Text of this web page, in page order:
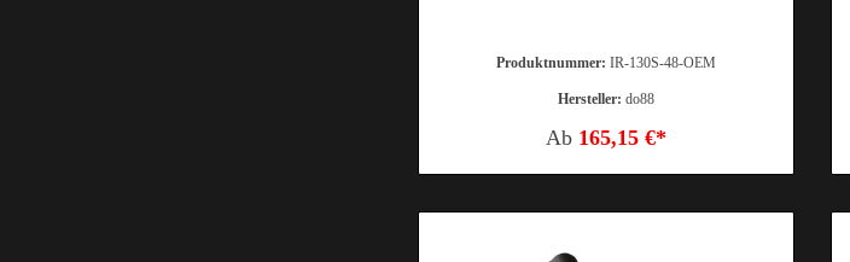
Produktnummer:IR-130S-48-OEM
Hersteller:do88
Ab 165,15 €*